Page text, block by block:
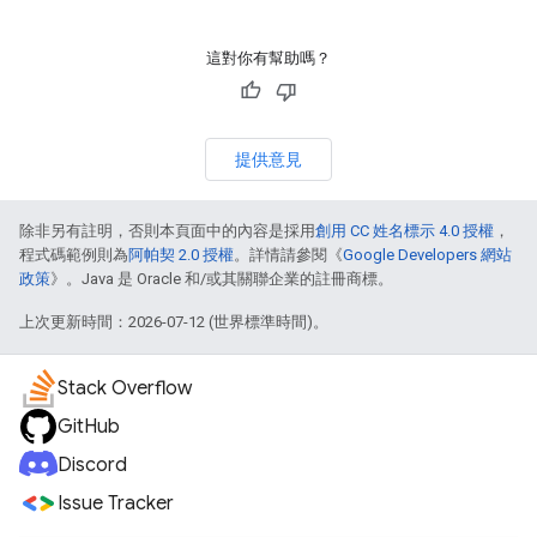
這對你有幫助嗎？
提供意見
除非另有註明，否則本頁面中的內容是採用創用 CC 姓名標示 4.0 授權 ，
程式碼範例則為阿帕契 2.0 授權。詳情請參閱《Google Developers 網站
政策》。Java 是 Oracle 和/或其關聯企業的註冊商標。
上次更新時間：2026-07-12 (世界標準時間)。
Stack Overflow
GitHub
Discord
Issue Tracker